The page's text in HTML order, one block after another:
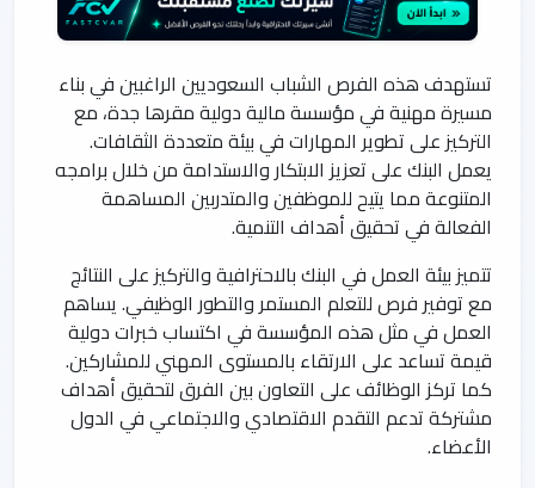
تستهدف هذه الفرص الشباب السعوديين الراغبين في بناء
مسيرة مهنية في مؤسسة مالية دولية مقرها جدة، مع
التركيز على تطوير المهارات في بيئة متعددة الثقافات.
يعمل البنك على تعزيز الابتكار والاستدامة من خلال برامجه
المتنوعة مما يتيح للموظفين والمتدربين المساهمة
الفعالة في تحقيق أهداف التنمية.
تتميز بيئة العمل في البنك بالاحترافية والتركيز على النتائج
مع توفير فرص للتعلم المستمر والتطور الوظيفي. يساهم
العمل في مثل هذه المؤسسة في اكتساب خبرات دولية
قيمة تساعد على الارتقاء بالمستوى المهني للمشاركين.
كما تركز الوظائف على التعاون بين الفرق لتحقيق أهداف
مشتركة تدعم التقدم الاقتصادي والاجتماعي في الدول
الأعضاء.